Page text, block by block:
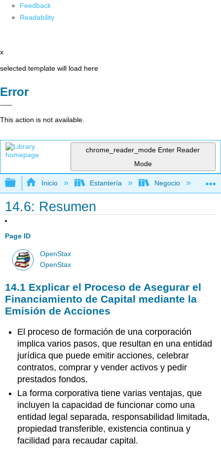
Feedback
Readability
x
selected template will load here
Error
This action is not available.
chrome_reader_mode Enter Reader
Mode
Expandir/contraer jerarquía global
Inicio Estantería Negocio
14.6: Resumen
Page ID
OpenStax
OpenStax
14.1 Explicar el Proceso de Asegurar el
Financiamiento de Capital mediante la
Emisión de Acciones
El proceso de formación de una corporación
implica varios pasos, que resultan en una entidad
jurídica que puede emitir acciones, celebrar
contratos, comprar y vender activos y pedir
prestados fondos.
La forma corporativa tiene varias ventajas, que
incluyen la capacidad de funcionar como una
entidad legal separada, responsabilidad limitada,
propiedad transferible, existencia continua y
facilidad para recaudar capital.